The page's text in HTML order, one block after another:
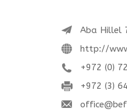
Aba Hillel
http://
+972 (0)
+972 (3)